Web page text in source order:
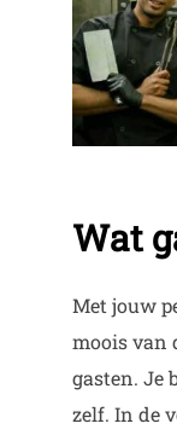
Wat
Met jouw
moois van
gasten. Je
zelf. In de